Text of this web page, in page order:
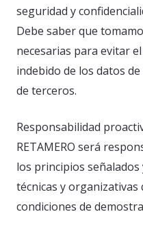
seguridad y
Debe saber que
necesarias para evitar
indebido de los datos
de terceros.
Responsabilidad
RETAMERO será
los principios
técnicas y
condiciones de